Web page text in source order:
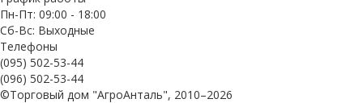
Пн-Пт: 09:00 - 18:00
Сб-Вс: Выходные
Телефоны
(095) 502-53-44
(096) 502-53-44
©Торговый дом "АгроАнталь", 2010–2026